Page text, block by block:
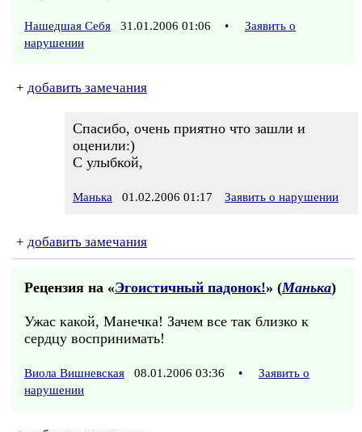
Нашедшая Себя 31.01.2006 01:06 •
Заявить о
нарушении
+ добавить замечания
Спасибо, очень приятно что зашли и
оценили:)
С улыбкой,
Манька 01.02.2006 01:17 Заявить о нарушении
+ добавить замечания
Рецензия на «Эгоистичный падонок!» (Манька)
Ужас какой, Манечка! Зачем все так близко к
сердцу воспринимать!
Виола Вишневская 08.01.2006 03:36 •
Заявить о
нарушении